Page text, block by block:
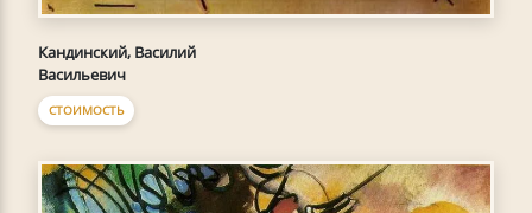
Кандинский, Василий
Васильевич
СТОИМОСТЬ